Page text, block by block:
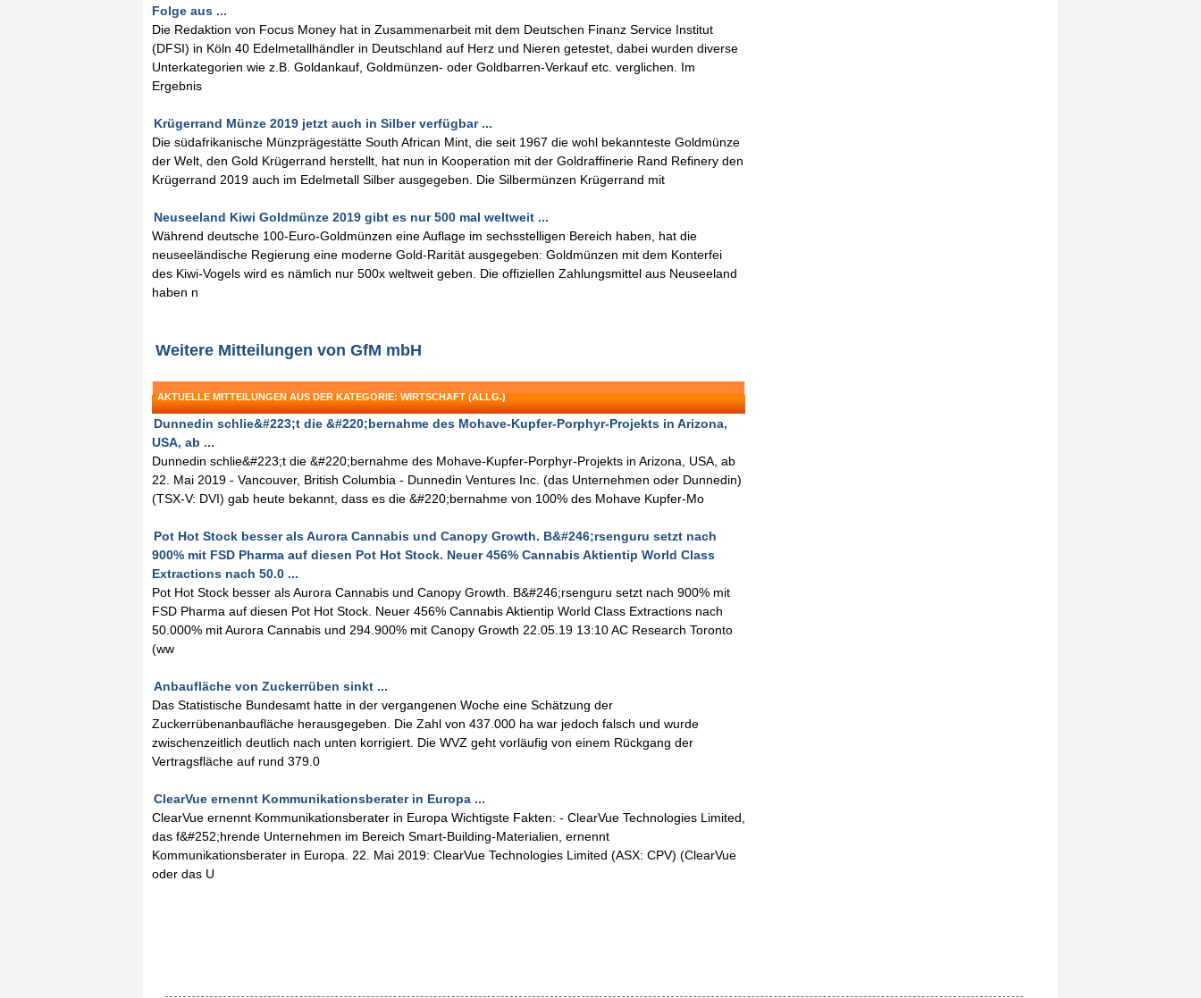
Folge aus ...
Die Redaktion von Focus Money hat in Zusammenarbeit mit dem Deutschen Finanz Service Institut
(DFSI) in Köln 40 Edelmetallhändler in Deutschland auf Herz und Nieren getestet, dabei wurden diverse
Unterkategorien wie z.B. Goldankauf, Goldmünzen- oder Goldbarren-Verkauf etc. verglichen. Im
Ergebnis
Krügerrand Münze 2019 jetzt auch in Silber verfügbar ...
Die südafrikanische Münzprägestätte South African Mint, die seit 1967 die wohl bekannteste Goldmünze
der Welt, den Gold Krügerrand herstellt, hat nun in Kooperation mit der Goldraffinerie Rand Refinery den
Krügerrand 2019 auch im Edelmetall Silber ausgegeben. Die Silbermünzen Krügerrand mit
Neuseeland Kiwi Goldmünze 2019 gibt es nur 500 mal weltweit ...
Während deutsche 100-Euro-Goldmünzen eine Auflage im sechsstelligen Bereich haben, hat die
neuseeländische Regierung eine moderne Gold-Rarität ausgegeben: Goldmünzen mit dem Konterfei
des Kiwi-Vogels wird es nämlich nur 500x weltweit geben. Die offiziellen Zahlungsmittel aus Neuseeland
haben n
Weitere Mitteilungen von GfM mbH
AKTUELLE MITTEILUNGEN AUS DER KATEGORIE: WIRTSCHAFT (ALLG.)
Dunnedin schlie&#223;t die &#220;bernahme des Mohave-Kupfer-Porphyr-Projekts in Arizona,
USA, ab ...
Dunnedin schlie&#223;t die &#220;bernahme des Mohave-Kupfer-Porphyr-Projekts in Arizona, USA, ab
22. Mai 2019 - Vancouver, British Columbia - Dunnedin Ventures Inc. (das Unternehmen oder Dunnedin)
(TSX-V: DVI) gab heute bekannt, dass es die &#220;bernahme von 100% des Mohave Kupfer-Mo
Pot Hot Stock besser als Aurora Cannabis und Canopy Growth. B&#246;rsenguru setzt nach
900% mit FSD Pharma auf diesen Pot Hot Stock. Neuer 456% Cannabis Aktientip World Class
Extractions nach 50.0 ...
Pot Hot Stock besser als Aurora Cannabis und Canopy Growth. B&#246;rsenguru setzt nach 900% mit
FSD Pharma auf diesen Pot Hot Stock. Neuer 456% Cannabis Aktientip World Class Extractions nach
50.000% mit Aurora Cannabis und 294.900% mit Canopy Growth 22.05.19 13:10 AC Research Toronto
(ww
Anbaufläche von Zuckerrüben sinkt ...
Das Statistische Bundesamt hatte in der vergangenen Woche eine Schätzung der
Zuckerrübenanbaufläche herausgegeben. Die Zahl von 437.000 ha war jedoch falsch und wurde
zwischenzeitlich deutlich nach unten korrigiert. Die WVZ geht vorläufig von einem Rückgang der
Vertragsfläche auf rund 379.0
ClearVue ernennt Kommunikationsberater in Europa ...
ClearVue ernennt Kommunikationsberater in Europa Wichtigste Fakten: - ClearVue Technologies Limited,
das f&#252;hrende Unternehmen im Bereich Smart-Building-Materialien, ernennt
Kommunikationsberater in Europa. 22. Mai 2019: ClearVue Technologies Limited (ASX: CPV) (ClearVue
oder das U